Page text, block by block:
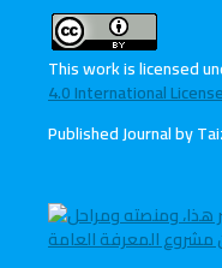
This work is licensed
4.0 International
Published Journal by